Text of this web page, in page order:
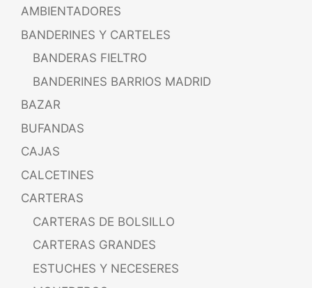
AMBIENTADORES
BANDERINES Y CARTELES
BANDERAS FIELTRO
BANDERINES BARRIOS MADRID
BAZAR
BUFANDAS
CAJAS
CALCETINES
CARTERAS
CARTERAS DE BOLSILLO
CARTERAS GRANDES
ESTUCHES Y NECESERES